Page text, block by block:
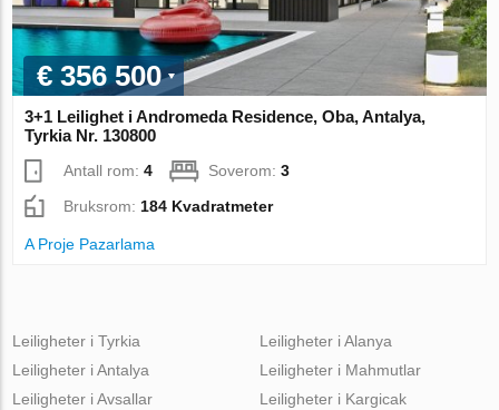
€ 356 500
3+1 Leilighet i Andromeda Residence, Oba, Antalya,
Tyrkia Nr. 130800
Antall rom:4 Soverom:3
Bruksrom: 184 Kvadratmeter
A Proje Pazarlama
Leiligheter i Tyrkia
Leiligheter i Antalya
Leiligheter i Avsallar
Leiligheter i Alanya
Leiligheter i Mahmutlar
Leiligheter i Kargicak